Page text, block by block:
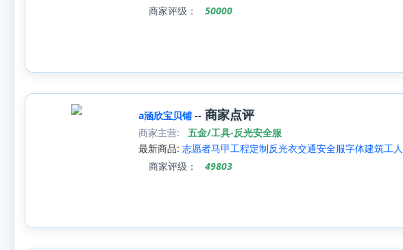
商家评级：
50000
a涵欣宝贝铺 -- 商家点评
商家主营:
五金/工具-反光安全服
最新商品: 志愿者马甲工程定制反光衣交通安全服字体建筑工
商家评级：
49803